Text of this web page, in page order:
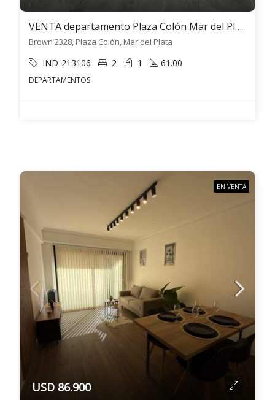
VENTA departamento Plaza Colón Mar del Plata 3 ambientes
Brown 2328, Plaza Colón, Mar del Plata
IND-213106 2 1 61.00
DEPARTAMENTOS
EN VENTA
USD 86.900